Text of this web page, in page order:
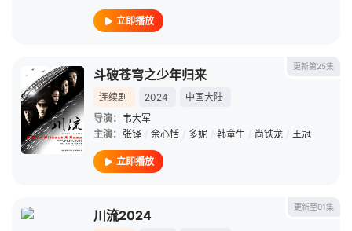
立即播放
更新第25集
斗破苍穹之少年归来
连续剧 2024
中国大陆
导演： 韦大军
主演： 张铎 / 余心恬 / 多妮 / 韩童生 / 尚铁龙 / 王冠
立即播放
更新至01集
川流2024